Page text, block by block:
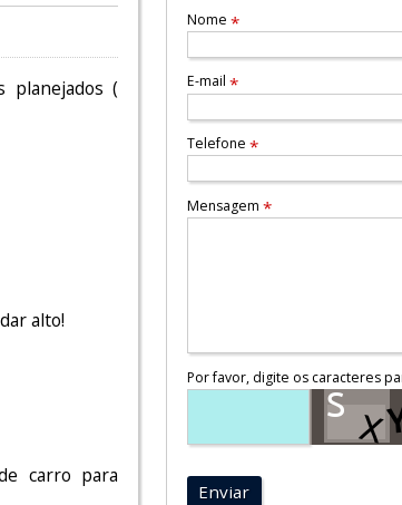
planejados (
alto!
carro para
Nome *
E-mail *
Telefone *
Mensagem *
Por favor, digite os caracteres
Enviar